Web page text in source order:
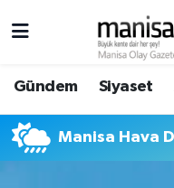
Gündem Siyaset
Manisa Hava
Ege Haberleri
Ekonomi
Yunusemre Hava
Yunusemre